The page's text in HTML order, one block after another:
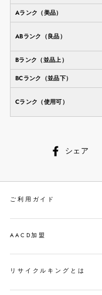
Aランク（美品）
ABランク（良品）
Bランク（並品上）
BCランク（並品下）
Cランク（使用可）
シェア
ご利用ガイド
AACD加盟
リサイクルキングとは